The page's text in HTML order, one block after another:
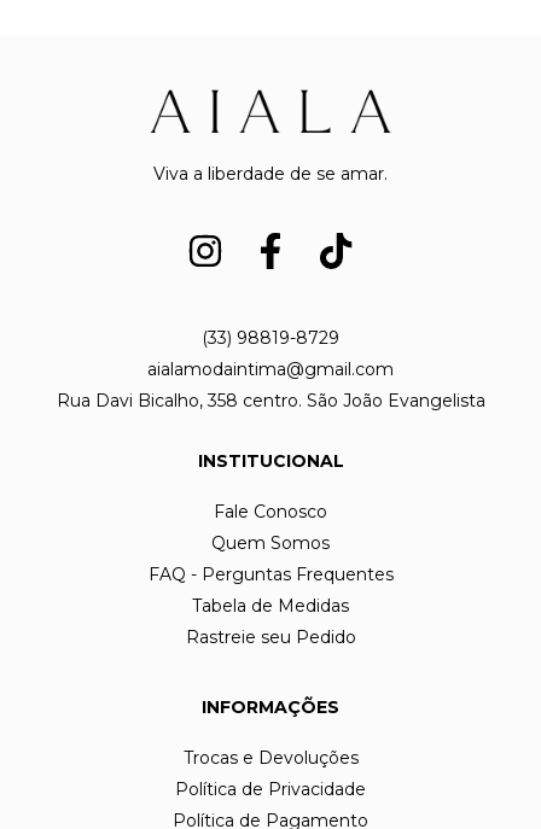
Viva a liberdade de se amar.
(33) 98819-8729
aialamodaintima@gmail.com
Rua Davi Bicalho, 358 centro. São João Evangelista
INSTITUCIONAL
Fale Conosco
Quem Somos
FAQ - Perguntas Frequentes
Tabela de Medidas
Rastreie seu Pedido
INFORMAÇÕES
Trocas e Devoluções
Política de Privacidade
Política de Pagamento